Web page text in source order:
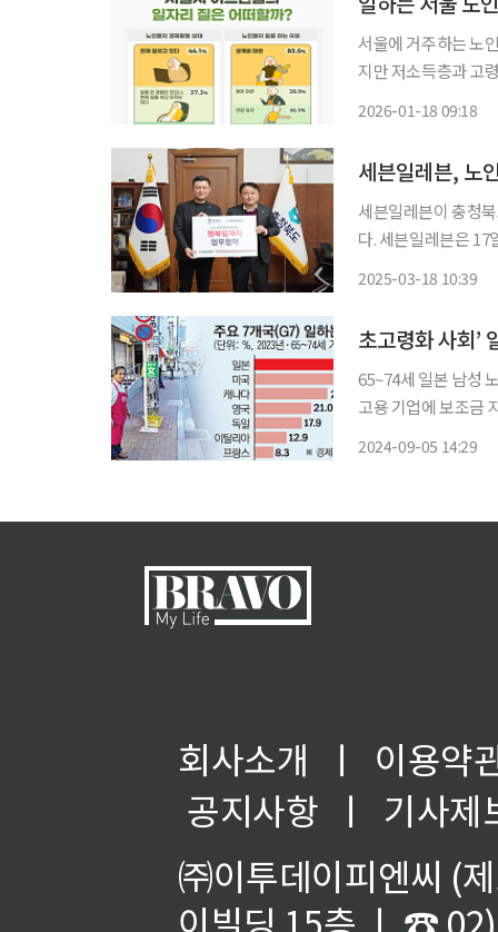
서울에 거주하는 노
지만 저소득층과 고
2026-01-18 09:18
세븐일레븐, 노
세븐일레븐이 충청
다. 세븐일레븐은 17일 오후 충북도청에서 김홍철 세븐일레븐 대표이사와 김영환 충청북도
2025-03-18 10:39
65~74세 일본 남성
고용 기업에 보조금
2024-09-05 14:29
회사소개 ㅣ
이용약
공지사항
ㅣ
기사제
㈜이투데이피엔씨 (